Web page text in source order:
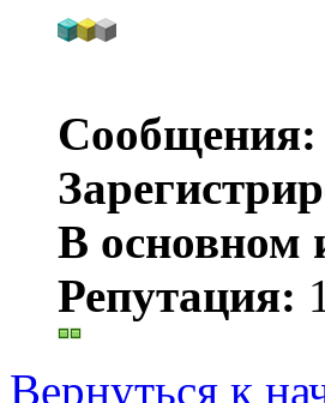
Сообщения:
В основном
Репутация:
Вернуться к